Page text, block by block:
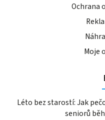
Ochrana
Moje
Léto bez starostí: Jak
seniorů